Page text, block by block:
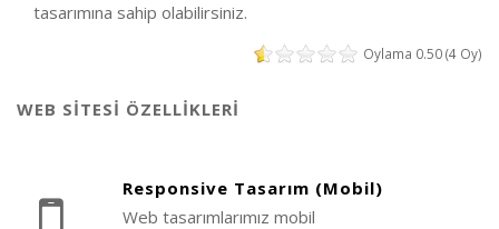
tasarımına sahip olabilirsiniz.
Oylama 0.50 (4 Oy)
WEB SİTESİ ÖZELLİKLERİ
Responsive Tasarım (Mobil)
Web tasarımlarımız mobil